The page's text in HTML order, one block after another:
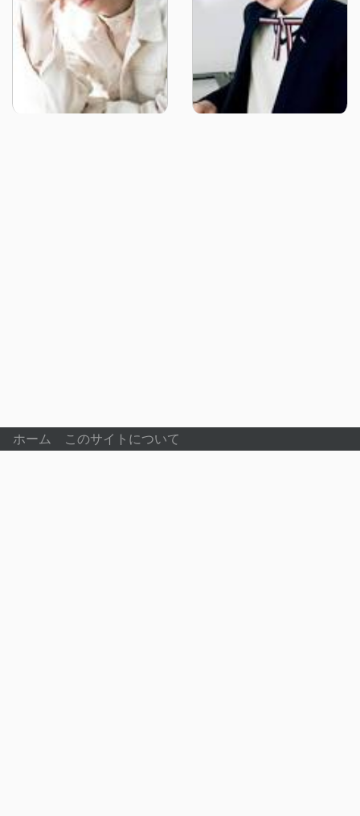
ホーム このサイトについて